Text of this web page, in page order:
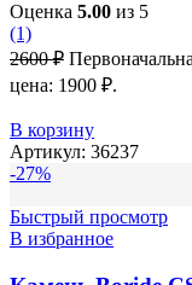
Оценка 5.00 из 5
(1)
2600₽
цена: 1900 ₽.
В корзину
Артикул: 36237
-27%
Быстрый просмотр
В избранное